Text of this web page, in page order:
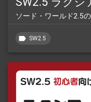
ソード・ワールド2.5
SW2.5